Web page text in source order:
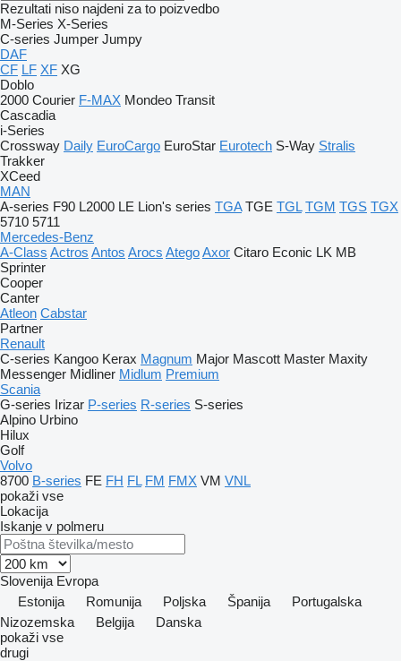
Rezultati niso najdeni za to poizvedbo
M-Series X-Series
C-series Jumper Jumpy
DAF
CF LF XF XG
Doblo
2000 Courier F-MAX Mondeo Transit
Cascadia
i-Series
Crossway Daily EuroCargo EuroStar Eurotech S-Way Stralis
Trakker
XCeed
MAN
A-series F90 L2000 LE Lion's series TGA TGE TGL TGM TGS TGX
5710 5711
Mercedes-Benz
A-Class Actros Antos Arocs AtegoAxor Citaro Econic LK MB
Sprinter
Cooper
Canter
Atleon Cabstar
Partner
Renault
C-series Kangoo Kerax Magnum Major Mascott Master Maxity
Messenger Midliner Midlum Premium
Scania
G-series Irizar P-series R-series S-series
Alpino Urbino
Hilux
Golf
Volvo
8700 B-series FE FH FL FM FMX VM VNL
pokaži vse
Lokacija
Iskanje v polmeru
Slovenija Evropa
Estonija
Romunija Poljska Španija
Portugalska
Nizozemska
Belgija
Danska
pokaži vse
drugi